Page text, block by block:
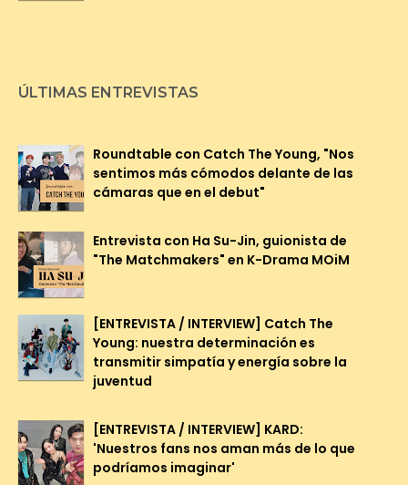
ÚLTIMAS ENTREVISTAS
Roundtable con Catch The Young, "Nos
sentimos más cómodos delante de las
cámaras que en el debut"
Entrevista con Ha Su-Jin, guionista de
"The Matchmakers" en K-Drama MOiM
[ENTREVISTA / INTERVIEW] Catch The
Young: nuestra determinación es
transmitir simpatía y energía sobre la
juventud
[ENTREVISTA / INTERVIEW] KARD:
'Nuestros fans nos aman más de lo que
podríamos imaginar'